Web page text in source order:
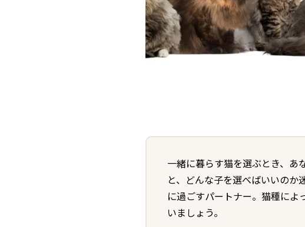
一緒に暮らす猫を選ぶとき、あ
と、どんな子を選べばいいの
に過ごすパートナー。猫種によ
いましょう。